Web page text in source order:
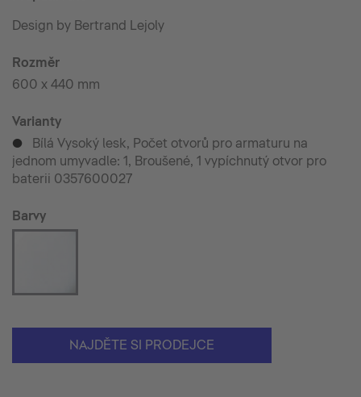
Design by Bertrand Lejoly
Rozměr
600 x 440 mm
Varianty
p
Bílá Vysoký lesk, Počet otvorů pro armaturu na
jednom umyvadle: 1, Broušené, 1 vypíchnutý otvor pro
baterii 0357600027
Barvy
NAJDĚTE SI PRODEJCE